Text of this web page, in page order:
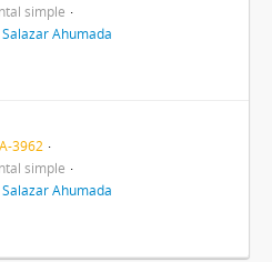
simple
Ahumada
3962
simple
Ahumada